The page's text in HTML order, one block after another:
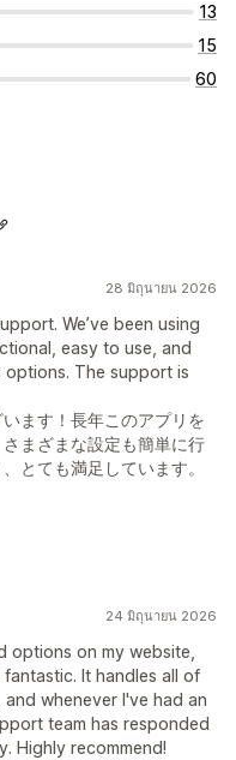
13
15
60
28 มิถุนายน 2026
We’ve been using
easy to use, and
The support is
ます！長年このアプリを
まざまな設定も簡単に行
とても満足しています。
24 มิถุนายน 2026
options on my website,
It handles all of
whenever I've had an
team has responded
Highly recommend!